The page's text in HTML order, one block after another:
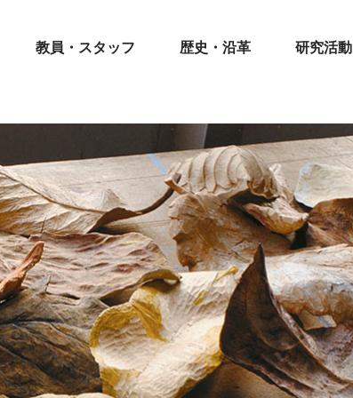
教員・スタッフ 歴史・沿革 研究活動